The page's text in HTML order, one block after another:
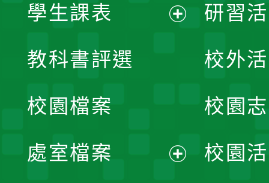
學生課表
單
教科書評選
校園檔案
處室檔案
研習
校外
校園
校園